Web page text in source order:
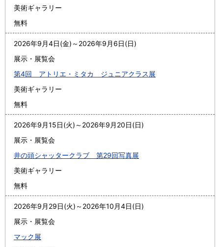
美術ギャラリー
無料
2026年9月4日(金) ～ 2026年9月6日(日)
展示・展覧会
第4回 アトリエ・ミタカ ジュニアクラス展
美術ギャラリー
無料
2026年9月15日(火) ～ 2026年9月20日(日)
展示・展覧会
井の頭シャッタークラブ 第29回写真展
美術ギャラリー
無料
2026年9月29日(火) ～ 2026年10月4日(日)
展示・展覧会
マック展